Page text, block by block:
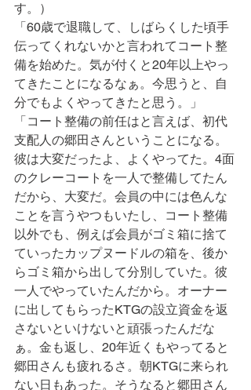
す。）
「60歳で退職して、しばらくした頃手
伝ってくれないかと言われてコート整
備を始めた。気が付くと20年以上やっ
てきたことになるなぁ。今思うと、自
分でもよくやってきたと思う。」
「コート整備の前任はと言えば、初代
支配人の郷田さんということになる。
彼は大変だったよ、よくやってた。4面
のクレーコートを一人で整備してたん
だから、大変だ。会員の中には色んな
ことを言うやつもいたし、コート整備
以外でも、例えば会員がゴミ箱に捨て
ていったカップヌードルの箱を、後か
らゴミ箱から出して分別していた。彼
一人でやっていたんだから。オーナー
に出してもらったKTGの設立資金を返
さないといけないと頑張ったんだな
ぁ。金も返し、20年近くもやってると
郷田さんも疲れるさ。朝KTGに来られ
ない日もあった。そうなると郷田さん